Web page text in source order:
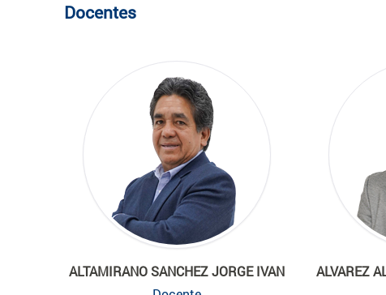
Docentes
ALTAMIRANO SANCHEZ JORGE IVAN
ALVAREZ